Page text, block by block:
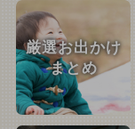
厳選お出かけ
まとめ